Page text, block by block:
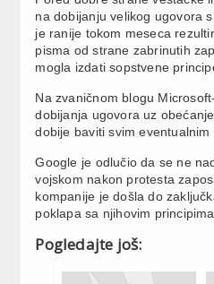
na dobijanju velikog ugovora
je ranije tokom meseca
pisma od strane zabrinutih
mogla izdati sopstvene
Na zvaničnom blogu
dobijanja ugovora uz
dobije baviti svim eventualnim
Google je odlučio da se ne
vojskom nakon protesta
kompanije je došla do
poklapa sa njihovim
Pogledajte još: